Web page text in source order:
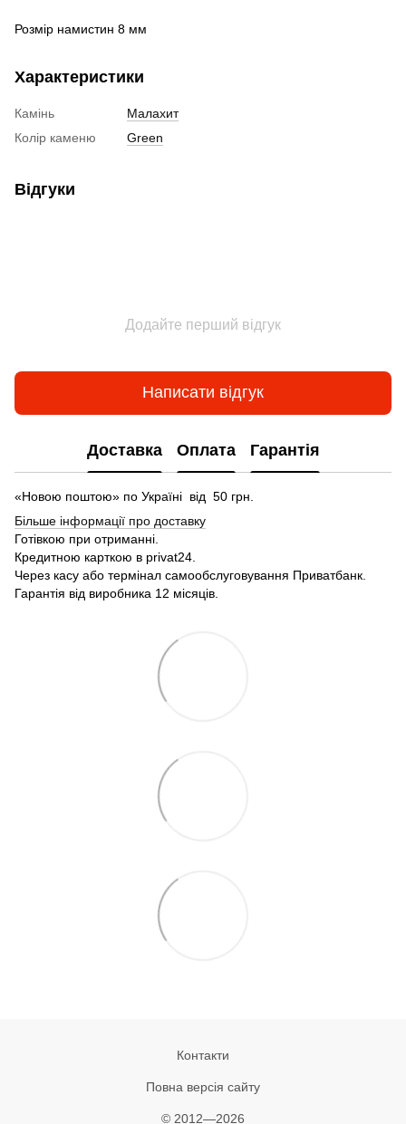
Розмір намистин 8 мм
Характеристики
Камінь
Малахит
Колір каменю
Green
Відгуки
Додайте перший відгук
Написати відгук
Доставка Оплата Гарантія
«Новою поштою» по Україні від 50 грн.
Більше інформації про доставку
Готівкою при отриманні
Кредитною карткою в privat24
Через касу або термінал самообслуговування Приватбанк
Гарантія від виробника 12 місяців.
Контакти
Повна версія сайту
© 2012—2026